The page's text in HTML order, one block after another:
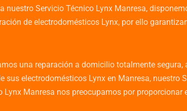
Servicio Técnico Lynx Manresa,
de electrodomésticos Lynx, por ello
una reparación a domicilio totalmente segura,
electrodomésticos Lynx en Manresa, nuestro
Manresa nos preocupamos por proporcionar